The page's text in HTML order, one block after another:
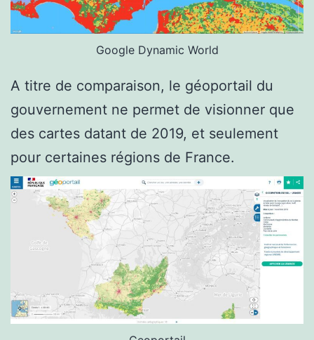
Google Dynamic World
A titre de comparaison, le géoportail du
gouvernement ne permet de visionner que
des cartes datant de 2019, et seulement
pour certaines régions de France.